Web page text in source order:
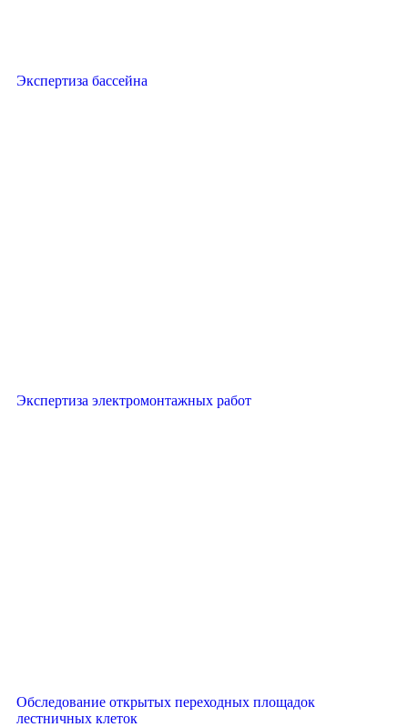
Экспертиза бассейна
Экспертиза электромонтажных работ
Обследование открытых переходных площадок
лестничных клеток